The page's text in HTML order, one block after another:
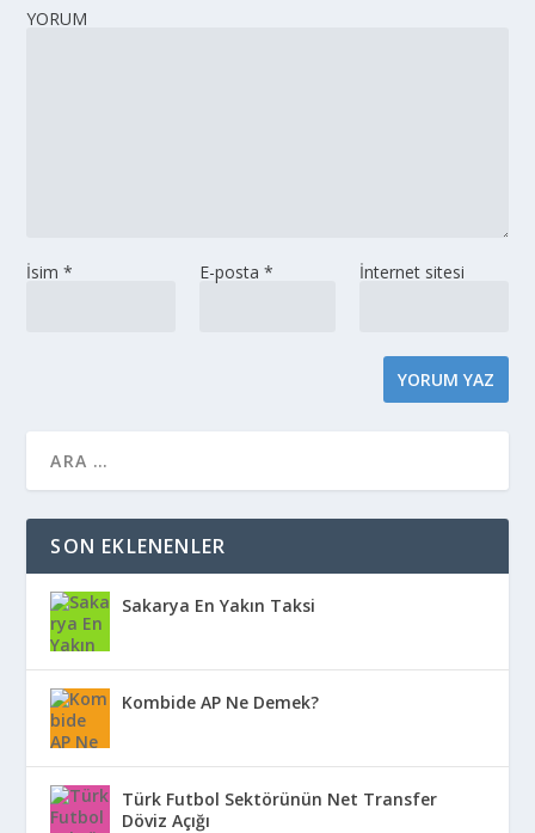
YORUM
İsim* E-posta * İnternet sitesi
SON EKLENENLER
Sakarya En Yakın Taksi
Kombide AP Ne Demek?
Türk Futbol Sektörünün Net Transfer
Döviz Açığı